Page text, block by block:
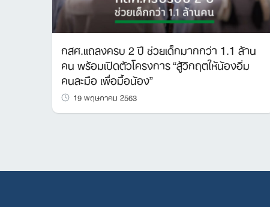
กสศ.แถลงครบ 2 ปี ช่วยเด็กมากกว่า 1.1 ล้าน
คน พร้อมเปิดตัวโครงการ “สู้วิกฤตให้น้องอิ่ม
คนละมือ เพื่อมื้อน้อง”
19 พฤษภาคม 2563